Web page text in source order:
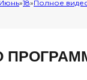
Июнь 18 Полное